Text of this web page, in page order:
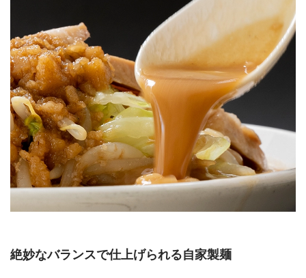
絶妙なバランスで仕上げられる自家製麺